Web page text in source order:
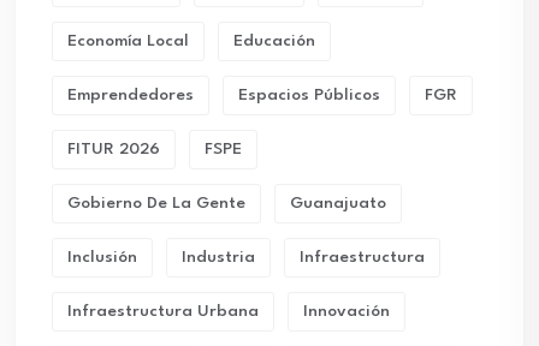
Economía Local Educación
Emprendedores Espacios Públicos FGR
FITUR 2026 FSPE
Gobierno De La Gente Guanajuato
Inclusión Industria Infraestructura
Infraestructura Urbana Innovación